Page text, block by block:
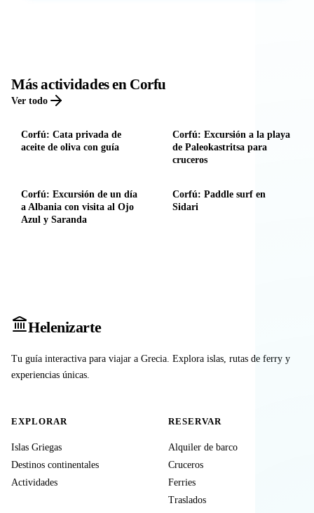
Más actividades en Corfu
Ver todo
Corfú: Cata privada de
aceite de oliva con guía
Corfú: Excursión a la playa
de Paleokastritsa para
cruceros
Corfú: Excursión de un día
a Albania con visita al Ojo
Azul y Saranda
Corfú: Paddle surf en
Sidari
Helenizarte
Tu guía interactiva para viajar a Grecia. Explora islas, rutas de ferry y
experiencias únicas.
EXPLORAR
Islas Griegas
Destinos continentales
Actividades
RESERVAR
Alquiler de barco
Cruceros
Ferries
Traslados